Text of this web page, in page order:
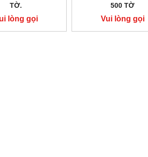
TỜ.
lòng gọi
500 TỜ
Vui lòng gọi